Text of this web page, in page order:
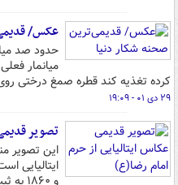
عکس/
حدود صد
میانمار
کرده تغذیه کند قطره صمغ درختی
۲۹ دی ۰۱ - ۱۹:۰۹
تصویر
این تصویر
و ۱۸۶۰ به ثبت رسیده باشد.